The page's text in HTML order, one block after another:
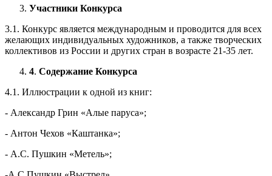
Участники Конкурса
3.1. Конкурс является международным и проводится для всех
желающих индивидуальных художников, а также творческих
коллективов из России и других стран в возрасте 21-35 лет.
4. Содержание Конкурса
4.1. Иллюстрации к одной из книг:
- Александр Грин «Алые паруса»;
- Антон Чехов «Каштанка»;
- А.С. Пушкин «Метель»;